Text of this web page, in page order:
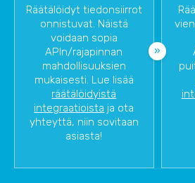
Räätälöidyt tiedonsiirrot
onnistuvat. Näistä
voidaan sopia
APIn/rajapinnan
mahdollisuuksien
mukaisesti. Lue lisää
räätälöidyistä
integraatioista ja ota
yhteyttä, niin sovitaan
asiasta!